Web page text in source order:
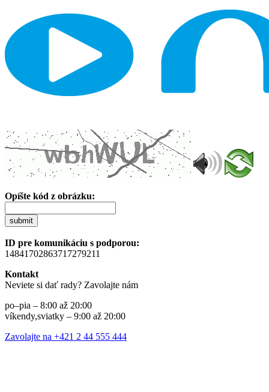
Opíšte kód z obrázku:
submit
ID pre komunikáciu s podporou:
14841702863717279211
Kontakt
Neviete si dať rady? Zavolajte nám
po–pia – 8:00 až 20:00
víkendy,sviatky – 9:00 až 20:00
Zavolajte na +421 2 44 555 444